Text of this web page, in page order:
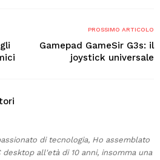
PROSSIMO ARTICOLO
Gamepad GameSir G3s: il
joystick universale
di tecnologia, Ho assemblato
desktop all'età di 10 anni, insomma una